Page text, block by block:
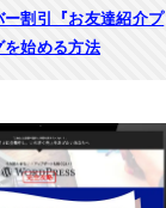
ー割引『お友達紹介プ
を始める方法